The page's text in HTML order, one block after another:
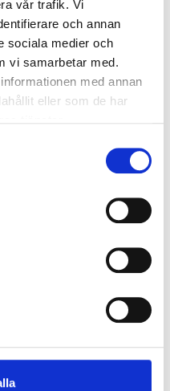
vår trafik. Vi
och annan
sociala medier och
vi samarbetar med.
med annan
eller som de har
nyckelhål för enkelt
se